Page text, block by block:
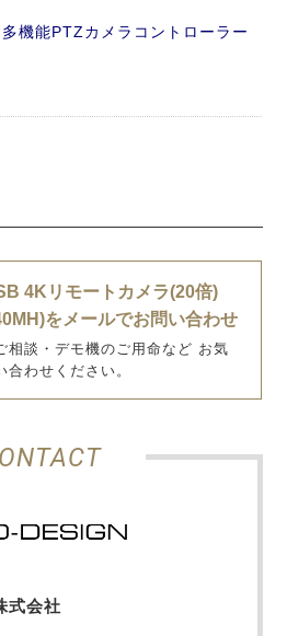
多機能PTZカメラコントローラー
4Kリモートカメラ(20倍)
をメールでお問い合わせ
相談・デモ機のご用命など お気
合わせください。
式会社